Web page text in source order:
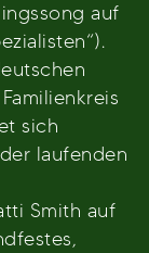
auf
sich
laufenden
Smith auf